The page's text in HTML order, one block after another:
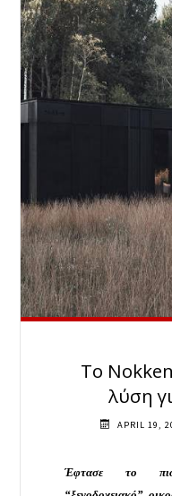
Το
λύση
APRIL 19,
Έφτασε το πιο